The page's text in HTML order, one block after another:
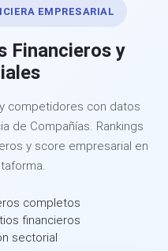
EMPRESARIAL
Financieros y
competidores con datos
de Compañías. Rankings
y score empresarial en
completos
financieros
sectorial